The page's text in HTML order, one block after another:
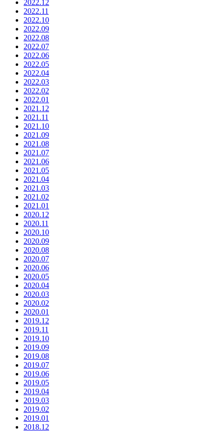
2022.12
2022.11
2022.10
2022.09
2022.08
2022.07
2022.06
2022.05
2022.04
2022.03
2022.02
2022.01
2021.12
2021.11
2021.10
2021.09
2021.08
2021.07
2021.06
2021.05
2021.04
2021.03
2021.02
2021.01
2020.12
2020.11
2020.10
2020.09
2020.08
2020.07
2020.06
2020.05
2020.04
2020.03
2020.02
2020.01
2019.12
2019.11
2019.10
2019.09
2019.08
2019.07
2019.06
2019.05
2019.04
2019.03
2019.02
2019.01
2018.12